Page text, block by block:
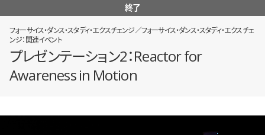
終了
フォーサイス・ダンス・スタディ・エクスチェンジ／フォーサイス・ダンス・スタディ・エクスチェ
ンジ：関連イベント
プレゼンテーション2：Reactor for
Awareness in Motion